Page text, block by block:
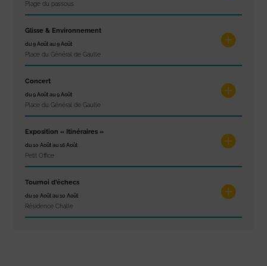
Plage du passous
Glisse & Environnement
du 9 Août au 9 Août
Place du Général de Gaulle
Concert
du 9 Août au 9 Août
Place du Général de Gaulle
Exposition « Itinéraires »
du 10 Août au 16 Août
Petit Office
Tournoi d’échecs
du 10 Août au 10 Août
Résidence Challe